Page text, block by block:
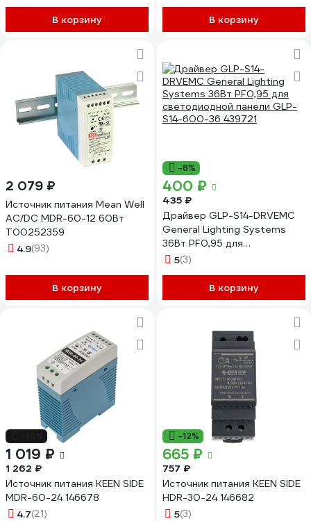
В корзину В корзину
2 079 ₽
Источник питания Mean Well
AC/DC MDR-60-12 60Вт
Т00252359
4.9(93)
В корзину
-8%
400 ₽
435 ₽
Драйвер GLP-S14-DRVEMC
General Lighting Systems
36Вт PF0,95 для
светодиодной панели GLP-
5(3)
В корзину
1 019 ₽
1 262 ₽
Источник питания KEEN SIDE
MDR-60-24 146678
4.7(21)
-12%
665 ₽
757 ₽
Источник питания KEEN SIDE
HDR-30-24 146682
5(3)